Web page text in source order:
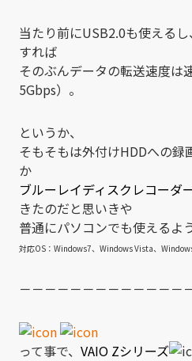
当たり前にUSB2.0も使える
すれば
そのぶんデータの転送速度は
5Gbps）。
というか、
そもそもは外付けHDDへの録
か
ブルーレイディスクレコーダ
きたのだと思いきや
普通にパソコンでも使えるよ
対応OS：Windows7、Windows Vista、
－－－－－－－－－－－－－
って事で、 VAIO Zシリーズ